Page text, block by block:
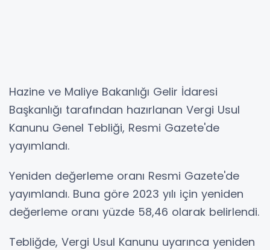
Hazine ve Maliye Bakanlığı Gelir İdaresi
Başkanlığı tarafından hazırlanan Vergi Usul
Kanunu Genel Tebliği, Resmi Gazete'de
yayımlandı.
Yeniden değerleme oranı Resmi Gazete'de
yayımlandı. Buna göre 2023 yılı için yeniden
değerleme oranı yüzde 58,46 olarak belirlendi.
Tebliğde, Vergi Usul Kanunu uyarınca yeniden